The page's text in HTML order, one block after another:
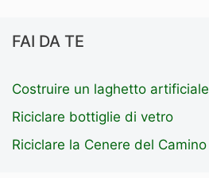
FAI DA TE
Costruire un laghetto artificiale
Riciclare bottiglie di vetro
Riciclare la Cenere del Camino